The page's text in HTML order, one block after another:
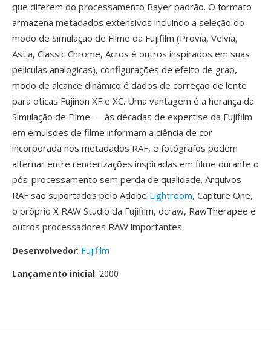
que diferem do processamento Bayer padrão. O formato
armazena metadados extensivos incluindo a seleção do
modo de Simulação de Filme da Fujifilm (Provia, Velvia,
Astia, Classic Chrome, Acros é outros inspirados em suas
peliculas analogicas), configurações de efeito de grao,
modo de alcance dinâmico é dados de correção de lente
para oticas Fujinon XF e XC. Uma vantagem é a herança da
Simulação de Filme — às décadas de expertise da Fujifilm
em emulsoes de filme informam a ciência de cor
incorporada nos metadados RAF, e fotógrafos podem
alternar entre renderizações inspiradas em filme durante o
pós-processamento sem perda de qualidade. Arquivos
RAF são suportados pelo Adobe Lightroom, Capture One,
o próprio X RAW Studio da Fujifilm, dcraw, RawTherapee é
outros processadores RAW importantes.
Desenvolvedor: Fujifilm
Lançamento inicial: 2000